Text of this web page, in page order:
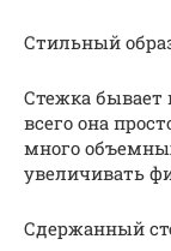
Стильный
Стежка бывает
всего она
много
увеличивать
Сдержанный